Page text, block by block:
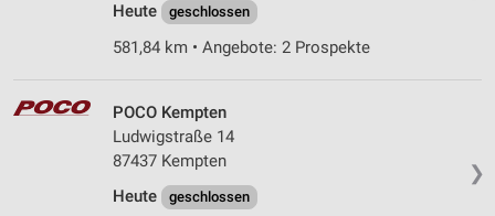
Heute
geschlossen
581,84 km • Angebote: 2 Prospekte
❯
POCO Kempten
Ludwigstraße 14
87437 Kempten
Heute
geschlossen